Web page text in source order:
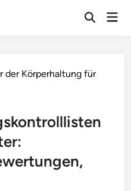
Open
der Körperhaltung für